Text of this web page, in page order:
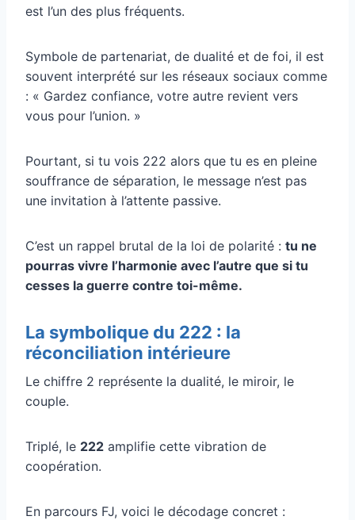
est l’un des plus fréquents.
Symbole de partenariat, de dualité et de foi, il est
souvent interprété sur les réseaux sociaux comme
: « Gardez confiance, votre autre revient vers
vous pour l’union. »
Pourtant, si tu vois 222 alors que tu es en pleine
souffrance de séparation, le message n’est pas
une invitation à l’attente passive.
C’est un rappel brutal de la loi de polarité : tu ne
pourras vivre l’harmonie avec l’autre que si tu
cesses la guerre contre toi-même.
La symbolique du 222 : la
réconciliation intérieure
Le chiffre 2 représente la dualité, le miroir, le
couple.
Triplé, le 222 amplifie cette vibration de
coopération.
En parcours FJ, voici le décodage concret :